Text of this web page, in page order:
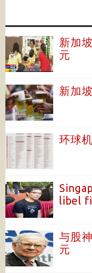
新加
元
新加
环球
libel
与股
元